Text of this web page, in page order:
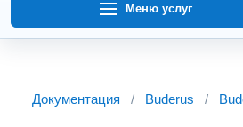
Меню услуг
Документация / Buderus /